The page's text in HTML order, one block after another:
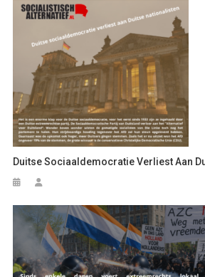
Duitse Sociaaldemocratie Verliest Aan